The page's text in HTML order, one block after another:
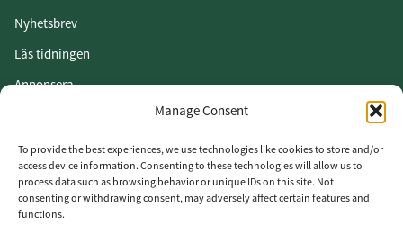
Manage Consent
To provide the best experiences, we use technologies like cookies to store and/or
access device information. Consenting to these technologies will allow us to
process data such as browsing behavior or unique IDs on this site. Not
consenting or withdrawing consent, may adversely affect certain features and
functions.
Nyhetsbrev
Läs tidningen
Annonsera
Vår integritetspolicy
Följ oss
LinkedIn